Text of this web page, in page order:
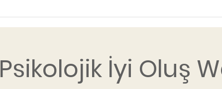
Psikolojik İyi Oluş